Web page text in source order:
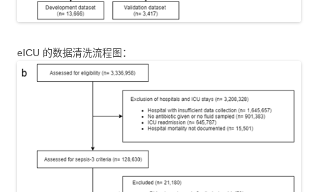
eICU 的数据清洗流程图：